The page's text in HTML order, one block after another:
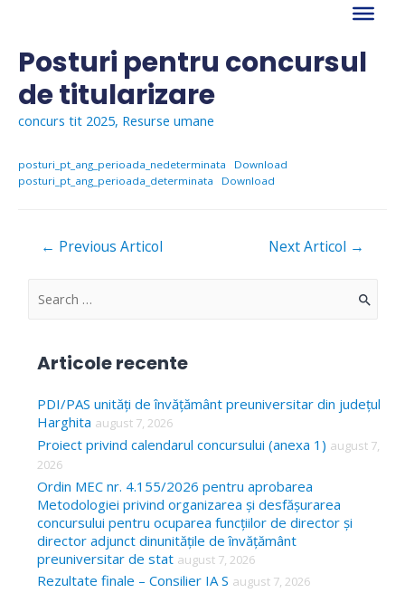
contentPosturi pentru concursul
de titularizare
concurs tit 2025, Resurse umane
posturi_pt_ang_perioada_nedeterminata
Download
posturi_pt_ang_perioada_determinata
Download
Navigare
← Previous Articol Next Articol →
S
c
h
f
o
r
Articole recente
PDI/PAS unități de învățământ preuniversitar din județul
Harghita august 7, 2026
Proiect privind calendarul concursului (anexa 1) august 7,
2026
Ordin MEC nr. 4.155/2026 pentru aprobarea
Metodologiei privind organizarea și desfășurarea
concursului pentru ocuparea funcțiilor de director și
director adjunct dinunitățile de învățământ
preuniversitar de stat august 7, 2026
Rezultate finale – Consilier IA S august 7, 2026